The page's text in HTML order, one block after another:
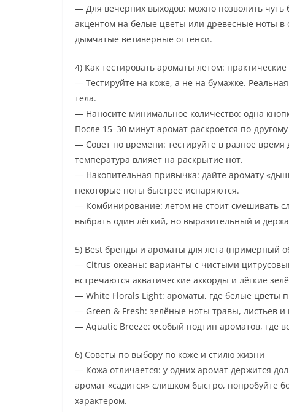
— Для вечерних выходов: можно позволить чуть
акцентом на белые цветы или древесные ноты
дымчатые ветиверные оттенки.
4) Как тестировать ароматы летом: практические
— Тестируйте на коже, а не на бумажке.
тела.
— Наносите минимальное количество: одна
После 15–30 минут аромат раскроется по-
— Совет по времени: тестируйте в разное
температура влияет на раскрытие нот.
— Накопительная привычка: дайте аромату
некоторые ноты быстрее испаряются.
— Комбинирование: летом не стоит смешивать
выбрать один лёгкий, но выразительный и
5) Best бренды и ароматы для лета (примерный
— Citrus-океаны: варианты с чистыми
встречаются акватические аккорды и лёгкие
— White Florals Light: ароматы, где белые цветы
— Green & Fresh: зелёные ноты травы, листьев и
— Aquatic Breeze: особый подтип ароматов, где
6) Советы по выбору по коже и стилю жизни
— Кожа отличается: у одних аромат держится
аромат «садится» слишком быстро, попробуйте
характером.